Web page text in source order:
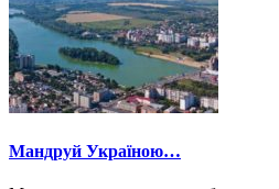
Мандруй Україною…